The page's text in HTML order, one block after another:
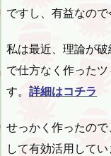
ですし、有益なので
私は最近、理論が
で仕方なく作った
す。 詳細はコチラ
せっかく作ったの
して有効活用してい